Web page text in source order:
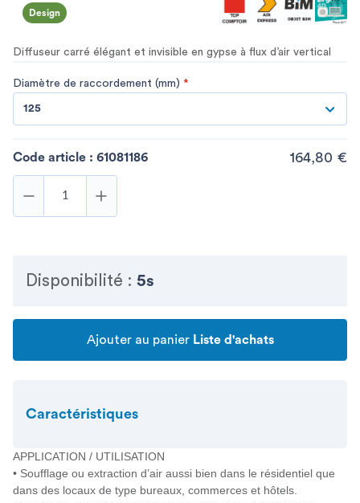
Design
Diffuseur carré élégant et invisible en gypse à flux d’air vertical
Diamètre de raccordement (mm) *
125
Code article : 61081186 164,80 €
Disponibilité : 5s
Ajouter au panierListe d'achats
Caractéristiques
APPLICATION / UTILISATION
• Soufflage ou extraction d’air aussi bien dans le résidentiel que
dans des locaux de type bureaux, commerces et hôtels.